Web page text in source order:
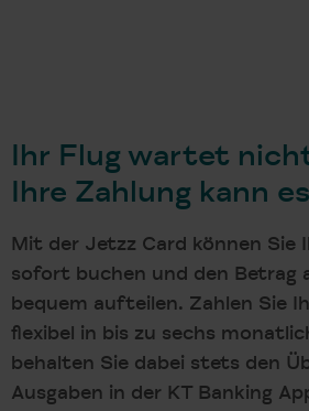
Ihr Flug wartet
Ihre Zahlung kann
Mit der Jetzz Card können Sie
sofort buchen und den Betrag
bequem aufteilen. Zahlen Sie
flexibel in bis zu sechs
behalten Sie dabei stets den
Ausgaben in der KT Banking